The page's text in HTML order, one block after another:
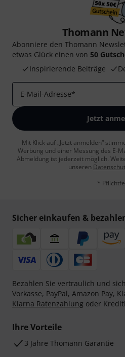
Thomann
Abonniere den Thomann
etwas Glück einen von 50
Inspirierende Beiträge
E-Mail-Adresse*
Jetzt
Mit Klick auf „Jetzt anmelden“
Werbung und einer Messung des E-
Abmeldung ist jederzeit möglich.
unseren
*
Sicher einkaufen &
Bezahlen Sie vertraulich und
Vorkasse, PayPal, Amazon Pay,
Klarna Ratenzahlung oder
Ihre Vorteile
3 Jahre Thomann Garantie